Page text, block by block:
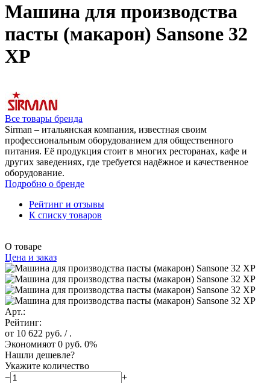
Машина для производства
пасты (макарон) Sansone 32
XP
Все товары бренда
Sirman – итальянская компания, известная своим
профессиональным оборудованием для общественного
питания. Её продукция стоит в многих ресторанах, кафе и
других заведениях, где требуется надёжное и качественное
оборудование.
Подробно о бренде
Рейтинг и отзывы
К списку товаров
О товаре
Цена и заказ
Арт.:
Рейтинг:
от 10 622 руб. / .
Экономияот 0 руб. 0%
Нашли дешевле?
Укажите количество
−
+